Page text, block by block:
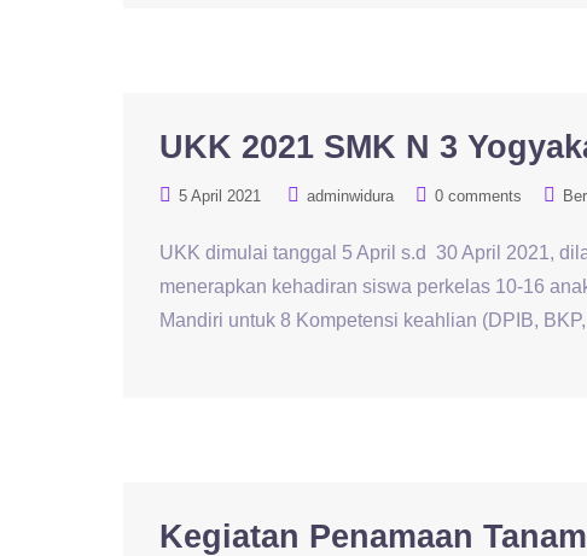
UKK 2021 SMK N 3
5 April 2021 adminwidura 0 comments
UKK dimulai tanggal 5 April s.d 30 April 2021,
menerapkan kehadiran siswa perkelas 10-16
Mandiri untuk 8 Kompetensi keahlian (DPIB,
Kegiatan Penamaan